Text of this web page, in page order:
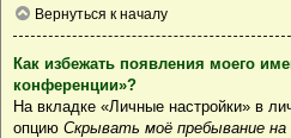
Вернуться к началу
Как избежать появления моего
конференции»?
На вкладке «Личные настройки» в
опцию Скрывать моё пребывание на